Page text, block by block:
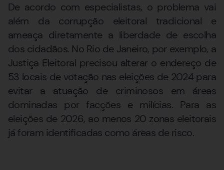
De acordo com especialistas, o problema vai
além da corrupção eleitoral tradicional e
ameaça diretamente a liberdade de escolha
dos cidadãos. No Rio de Janeiro, por exemplo, a
Justiça Eleitoral precisou alterar o endereço de
53 locais de votação nas eleições de 2024 para
evitar a atuação de criminosos em áreas
dominadas por facções e milícias. Para as
eleições de 2026, ao menos 20 zonas eleitorais
já foram identificadas como áreas de risco.